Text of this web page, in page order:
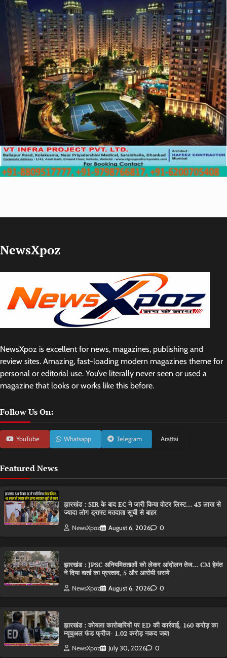
NewsXpoz
NewsXpoz is excellent for news, magazines, publishing and
review sites. Amazing, fast-loading modern magazines theme for
personal or editorial use. You’ve literally never seen or used a
magazine that looks or works like this before.
Follow Us On:
YouTube Whatsapp Telegram Arattai
Featured News
झारखंड : SIR के बाद EC ने जारी किया वोटर लिस्ट… 43 लाख से
ज्यादा लोग ड्राफ्ट मतदाता सूची से बाहर
NewsXpoz August 6, 2026 0
झारखंड : JPSC अनियमितताओं को लेकर आंदोलन तेज… CM हेमंत
ने दिया वार्ता का प्रस्ताव, 5 और आरोपी धराये
NewsXpoz August 6, 2026 0
झारखंड : कोयला कारोबारियों पर ED की कार्रवाई, 160 करोड़ का
म्यूचुअल फंड फ्रीज- 1.02 करोड़ नकद जब्त
NewsXpoz July 30, 2026 0